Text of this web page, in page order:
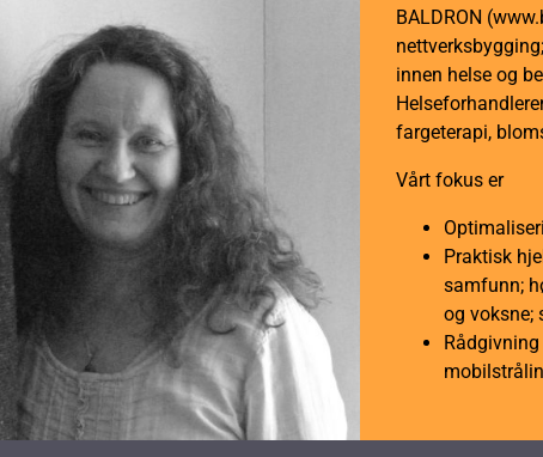
BALDRON
innen helse og
fargeterapi,
Vårt fokus er
Praktisk
samfunn;
og voksne;